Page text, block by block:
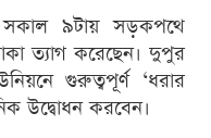
সকাল ৯টায় সড়কপথে
ত্যাগ করেছেন। দুপুর
গুরুত্বপূর্ণ ‘ধরার
উদ্বোধন করবেন।